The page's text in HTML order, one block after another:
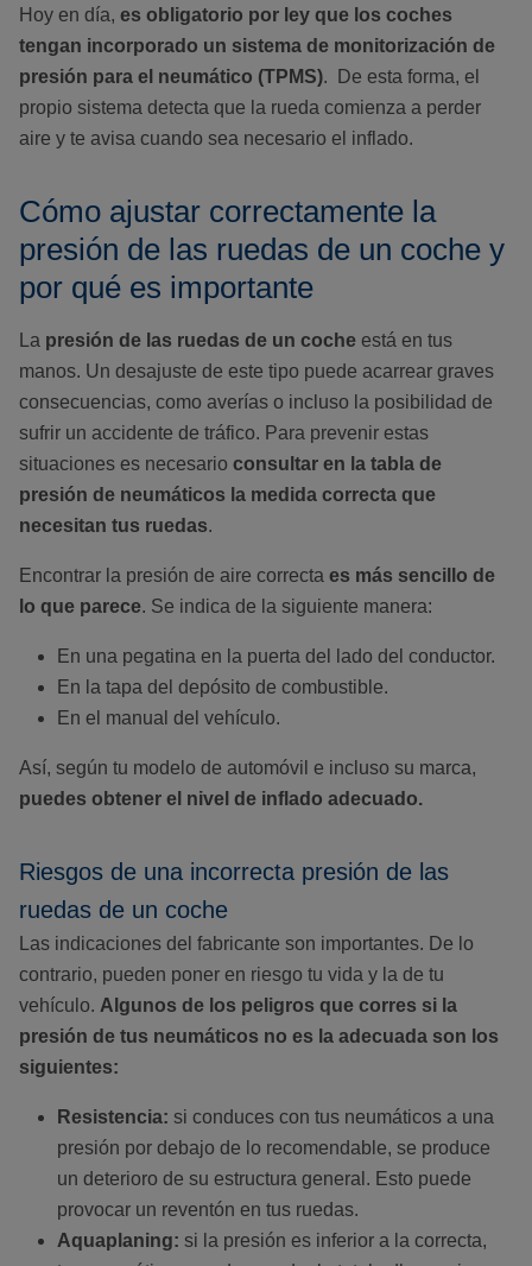
Hoy en día, es obligatorio por ley que los coches
tengan incorporado un sistema de monitorización de
presión para el neumático (TPMS). De esta forma, el
propio sistema detecta que la rueda comienza a perder
aire y te avisa cuando sea necesario el inflado.
Cómo ajustar correctamente la
presión de las ruedas de un coche y
por qué es importante
La presión de las ruedas de un coche está en tus
manos. Un desajuste de este tipo puede acarrear graves
consecuencias, como averías o incluso la posibilidad de
sufrir un accidente de tráfico. Para prevenir estas
situaciones es necesario consultar en la tabla de
presión de neumáticos la medida correcta que
necesitan tus ruedas.
Encontrar la presión de aire correcta es más sencillo de
lo que parece. Se indica de la siguiente manera:
En una pegatina en la puerta del lado del conductor.
En la tapa del depósito de combustible.
En el manual del vehículo.
Así, según tu modelo de automóvil e incluso su marca,
puedes obtener el nivel de inflado adecuado.
Riesgos de una incorrecta presión de las
ruedas de un coche
Las indicaciones del fabricante son importantes. De lo
contrario, pueden poner en riesgo tu vida y la de tu
vehículo. Algunos de los peligros que corres si la
presión de tus neumáticos no es la adecuada son los
siguientes:
Resistencia: si conduces con tus neumáticos a una
presión por debajo de lo recomendable, se produce
un deterioro de su estructura general. Esto puede
provocar un reventón en tus ruedas.
Aquaplaning: si la presión es inferior a la correcta,